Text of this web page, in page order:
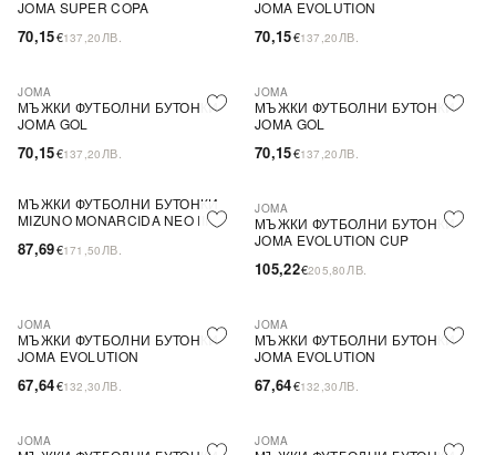
JOMA SUPER COPA
70,15€137,20 ЛВ.
JOMA EVOLUTION
70,15€137,20 ЛВ.
JOMA
МЪЖКИ ФУТБОЛНИ БУТОНКИ
JOMA GOL
70,15€137,20 ЛВ.
JOMA
МЪЖКИ ФУТБОЛНИ БУТОНКИ
JOMA GOL
70,15€137,20 ЛВ.
МЪЖКИ ФУТБОЛНИ БУТОНКИ
MIZUNO MONARCIDA NEO III
87,69€171,50 ЛВ.
JOMA
МЪЖКИ ФУТБОЛНИ БУТОНКИ
JOMA EVOLUTION CUP
105,22€205,80 ЛВ.
JOMA
МЪЖКИ ФУТБОЛНИ БУТОНКИ
JOMA EVOLUTION
67,64€132,30 ЛВ.
JOMA
МЪЖКИ ФУТБОЛНИ БУТОНКИ
JOMA EVOLUTION
67,64€132,30 ЛВ.
JOMA JOMA